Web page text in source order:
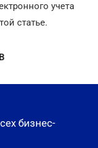
учета
статье.
бизнес-